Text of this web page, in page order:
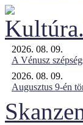
2026. 08. 09.
A Vénusz
2026. 08. 09.
Augusztus 9-én